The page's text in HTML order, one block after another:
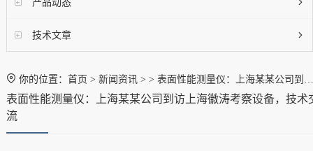
技术文章
你的位置： 首页 > 新闻资讯 > > 表面性能测量仪：上海某某公司到访上海徽涛考察设备，技术交流
表面性能测量仪：上海某某公司到访上海徽涛考察设备，技术
流